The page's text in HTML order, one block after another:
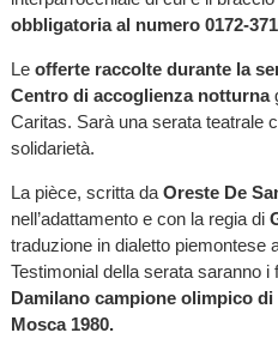
obbligatoria al numero 0172-
Le offerte raccolte durante la
Centro di accoglienza notturna
Caritas. Sarà una serata teatrale
solidarietà.
La pièce, scritta da Oreste De
nell’adattamento e con la regia di
traduzione in dialetto piemontese
Testimonial della serata saranno i
Damilano campione olimpico
Mosca 1980.